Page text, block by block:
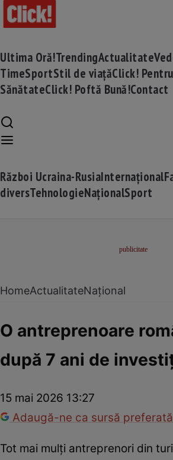
Ultima Oră!TrendingActualitate
TimeSportStil de viațăClick!
SănătateClick! Poftă Bună!Contact
Război Ucraina-RusiaInternațional
diversTehnologieNaționalSport
HomeActualitateNațional
O antreprenoare
după 7 ani de
15 mai 2026 13:27
Adaugă-ne ca sursă
Tot mai mulți antreprenori din